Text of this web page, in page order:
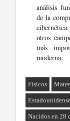
análisis
de la
otros
más
moderna.
Físicos
Nacidos en 28